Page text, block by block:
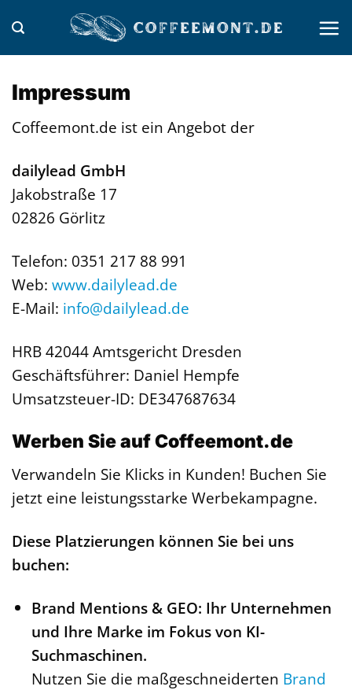
Inhalt
springen
Impressum
Coffeemont.de ist ein Angebot der
dailylead GmbH
Jakobstraße 17
02826 Görlitz
Telefon: 0351 217 88 991
Web: www.dailylead.de
E-Mail: info@dailylead.de
HRB 42044 Amtsgericht Dresden
Geschäftsführer: Daniel Hempfe
Umsatzsteuer-ID: DE347687634
Werben Sie auf Coffeemont.de
Verwandeln Sie Klicks in Kunden! Buchen Sie
jetzt eine leistungsstarke Werbekampagne.
Diese Platzierungen können Sie bei uns
buchen:
Brand Mentions & GEO: Ihr Unternehmen
und Ihre Marke im Fokus von KI-
Suchmaschinen.
Nutzen Sie die maßgeschneiderten Brand